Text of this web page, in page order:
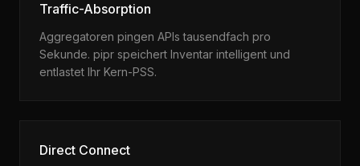
Traffic-Absorption
Aggregatoren pingen APIs tausendfach pro
Sekunde. pipr speichert Inventar intelligent und
entlastet Ihr Kern-PSS.
Direct Connect